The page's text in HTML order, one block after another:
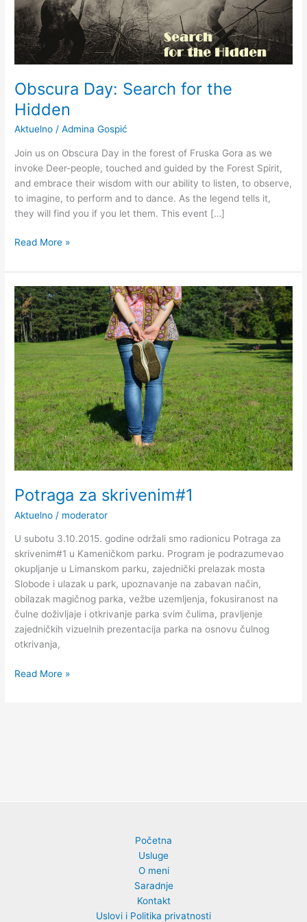
Obscura Day: Search for the
Hidden
Aktuelno /Admina Gospić
Join us on Obscura Day in the forest of Fruska Gora as we
invoke Deer-people, touched and guided by the Forest Spirit,
and embrace their wisdom with our ability to listen, to observe,
to imagine, to perform and to dance. As the legend tells it,
they will find you if you let them. This event […]
Read More »
Potraga za skrivenim#1
Aktuelno / moderator
U subotu 3.10.2015. godine održali smo radionicu Potraga za
skrivenim#1 u Kameničkom parku. Program je podrazumevao
okupljanje u Limanskom parku, zajednički prelazak mosta
Slobode i ulazak u park, upoznavanje na zabavan način,
obilazak magičnog parka, vežbe uzemljenja, fokusiranost na
čulne doživljaje i otkrivanje parka svim čulima, pravljenje
zajedničkih vizuelnih prezentacija parka na osnovu čulnog
otkrivanja,
Potraga
za
skrivenim#1
Read More »
Početna
Usluge
O meni
Saradnje
Kontakt
Uslovi i Politika privatnosti